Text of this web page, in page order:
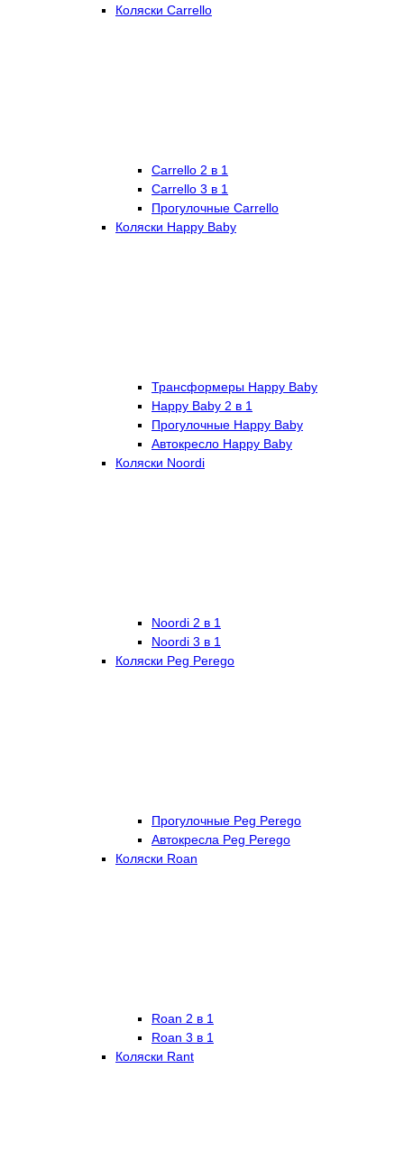
Коляски Carrello
Carrello 2 в 1
Carrello 3 в 1
Прогулочные Carrello
Коляски Happy Baby
Трансформеры Happy Baby
Happy Baby 2 в 1
Прогулочные Happy Baby
Автокресло Happy Baby
Коляски Noordi
Noordi 2 в 1
Noordi 3 в 1
Коляски Peg Perego
Прогулочные Peg Perego
Автокресла Peg Perego
Коляски Roan
Roan 2 в 1
Roan 3 в 1
Коляски Rant